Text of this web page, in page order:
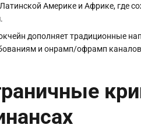
Америке и Африке, где
дополняет традиционные
и онрамп/офрамп